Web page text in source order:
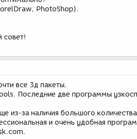
PhotoShop).
совет!
все 3д пакеты.
Последние две программы
из-за наличия большого
и очень удобная